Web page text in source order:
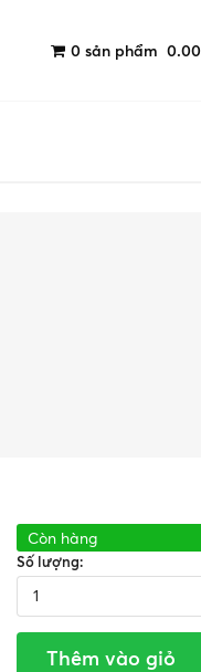
0 sản phẩm 0.00
Còn hàng
Số lượng:
Thêm vào giỏ